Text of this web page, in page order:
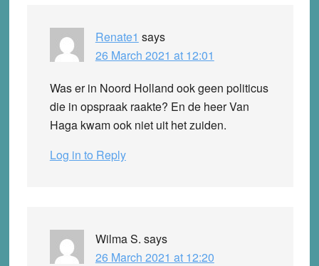
Renate1 says
26 March 2021 at 12:01
Was er in Noord Holland ook geen politicus
die in opspraak raakte? En de heer Van
Haga kwam ook niet uit het zuiden.
Log in to Reply
Wilma S. says
26 March 2021 at 12:20